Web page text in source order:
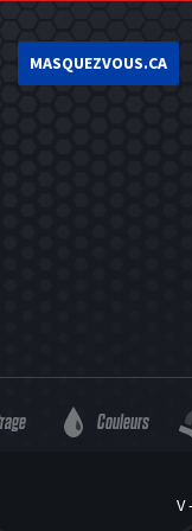
MASQUEZVOUS.CA
Couleurs
V